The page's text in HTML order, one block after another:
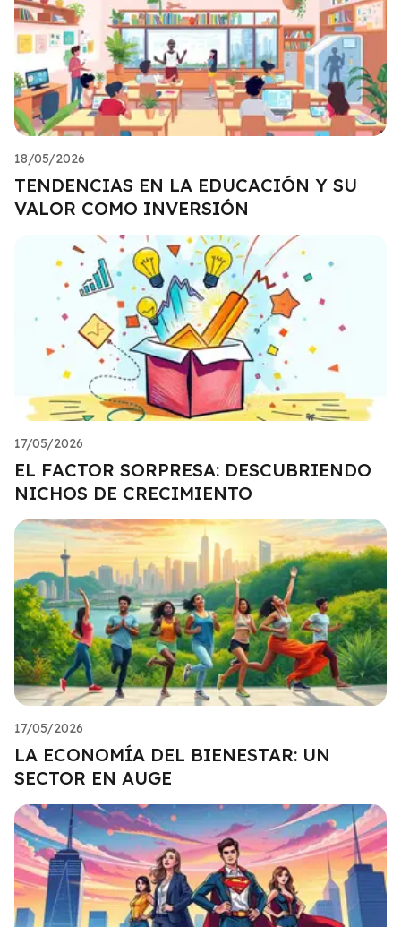
18/05/2026
TENDENCIAS EN LA EDUCACIÓN Y SU
VALOR COMO INVERSIÓN
17/05/2026
EL FACTOR SORPRESA: DESCUBRIENDO
NICHOS DE CRECIMIENTO
17/05/2026
LA ECONOMÍA DEL BIENESTAR: UN
SECTOR EN AUGE